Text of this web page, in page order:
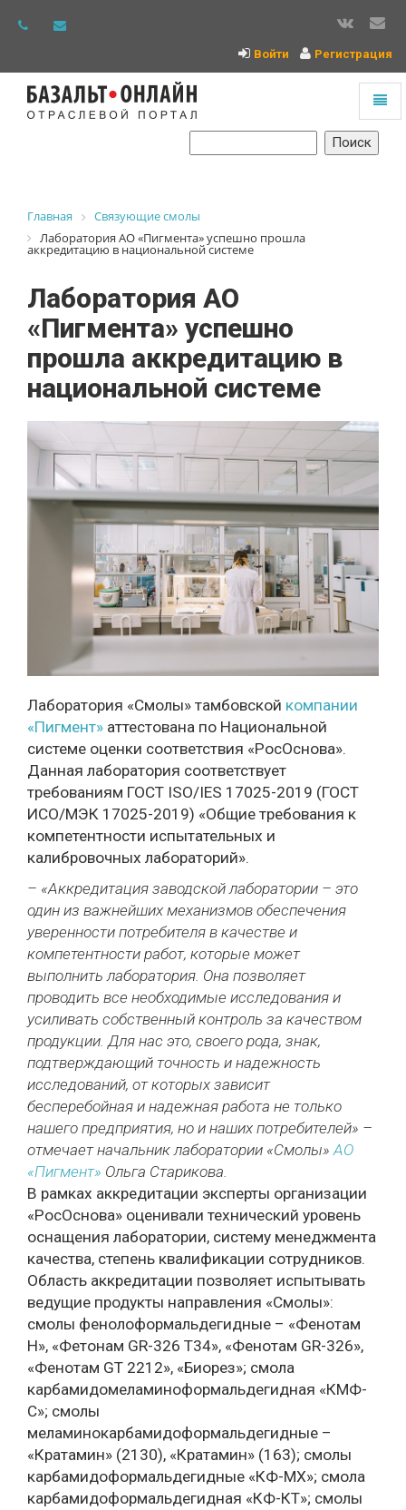
Войти Регистрация
Главная
Связующие смолы
Лаборатория АО «Пигмента» успешно прошла
аккредитацию в национальной системе
Лаборатория АО
«Пигмента» успешно
прошла аккредитацию в
национальной системе
Лаборатория «Смолы» тамбовской компании
«Пигмент» аттестована по Национальной
системе оценки соответствия «РосОснова».
Данная лаборатория соответствует
требованиям ГОСТ ISO/IES 17025-2019 (ГОСТ
ИСО/МЭК 17025-2019) «Общие требования к
компетентности испытательных и
калибровочных лабораторий».
– «Аккредитация заводской лаборатории – это
один из важнейших механизмов обеспечения
уверенности потребителя в качестве и
компетентности работ, которые может
выполнить лаборатория. Она позволяет
проводить все необходимые исследования и
усиливать собственный контроль за качеством
продукции. Для нас это, своего рода, знак,
подтверждающий точность и надежность
исследований, от которых зависит
бесперебойная и надежная работа не только
нашего предприятия, но и наших потребителей» –
отмечает начальник лаборатории «Смолы»АО
«Пигмент» Ольга Старикова.
В рамках аккредитации эксперты организации
«РосОснова» оценивали технический уровень
оснащения лаборатории, систему менеджмента
качества, степень квалификации сотрудников.
Область аккредитации позволяет испытывать
ведущие продукты направления «Смолы»:
смолы фенолоформальдегидные – «Фенотам
Н», «Фетонам GR-326 Т34», «Фенотам GR-326»,
«Фенотам GT 2212», «Биорез»; смола
карбамидомеламиноформальдегидная «КМФ-
С»; смолы
меламинокарбамидоформальдегидные –
«Кратамин» (2130), «Кратамин» (163); смолы
карбамидоформальдегидные «КФ-МХ»; смола
карбамидоформальдегидная «КФ-КТ»; смолы